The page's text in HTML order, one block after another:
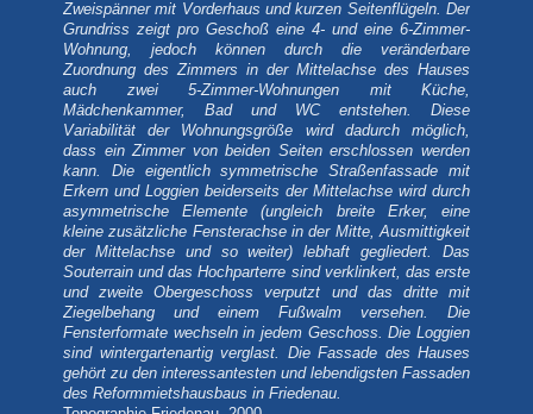
Zweispänner mit Vorderhaus und kurzen Seitenflügeln. Der
Grundriss zeigt pro Geschoß eine 4- und eine 6-Zimmer-
Wohnung, jedoch können durch die veränderbare
Zuordnung des Zimmers in der Mittelachse des Hauses
auch zwei 5-Zimmer-Wohnungen mit Küche,
Mädchenkammer, Bad und WC entstehen. Diese
Variabilität der Wohnungsgröße wird dadurch möglich,
dass ein Zimmer von beiden Seiten erschlossen werden
kann. Die eigentlich symmetrische Straßenfassade mit
Erkern und Loggien beiderseits der Mittelachse wird durch
asymmetrische Elemente (ungleich breite Erker, eine
kleine zusätzliche Fensterachse in der Mitte, Ausmittigkeit
der Mittelachse und so weiter) lebhaft gegliedert. Das
Souterrain und das Hochparterre sind verklinkert, das erste
und zweite Obergeschoss verputzt und das dritte mit
Ziegelbehang und einem Fußwalm versehen. Die
Fensterformate wechseln in jedem Geschoss. Die Loggien
sind wintergartenartig verglast. Die Fassade des Hauses
gehört zu den interessantesten und lebendigsten Fassaden
des Reformmietshausbaus in Friedenau.